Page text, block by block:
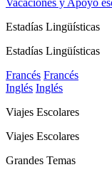
Vacaciones y Apoyo
Estadías Lingüísticas
Estadías Lingüísticas
Francés Francés
Inglés Inglés
Viajes Escolares
Viajes Escolares
Grandes Temas